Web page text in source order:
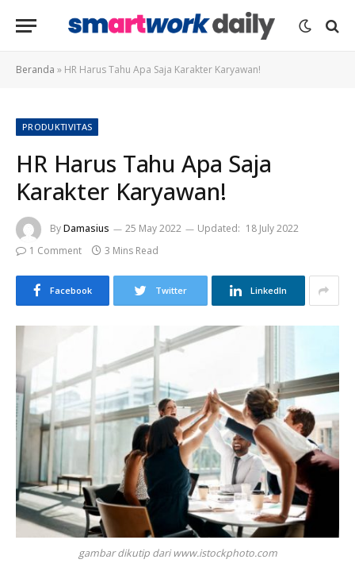
Beranda » HR Harus Tahu Apa Saja Karakter Karyawan!
PRODUKTIVITAS
HR Harus Tahu Apa Saja
Karakter Karyawan!
ByDamasius 25 May 2022 Updated: 18 July 2022
1 Comment
3 Mins Read
Facebook Twitter LinkedIn
gambar dikutip dari www.istockphoto.com